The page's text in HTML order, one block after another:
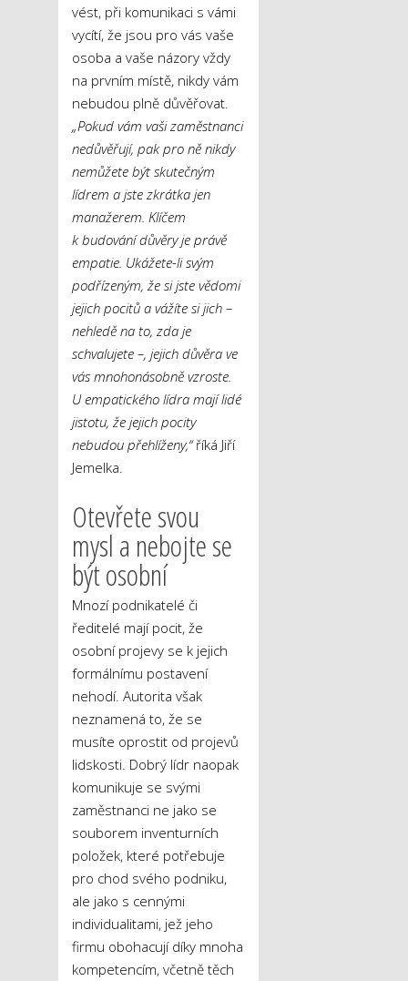
vést, při komunikaci s vámi
vycítí, že jsou pro vás vaše
osoba a vaše názory vždy
na prvním místě, nikdy vám
nebudou plně důvěřovat.
„Pokud vám vaši zaměstnanci
nedůvěřují, pak pro ně nikdy
nemůžete být skutečným
lídrem a jste zkrátka jen
manažerem. Klíčem
k budování důvěry je právě
empatie. Ukážete-li svým
podřízeným, že si jste vědomi
jejich pocitů a vážíte si jich –
nehledě na to, zda je
schvalujete –, jejich důvěra ve
vás mnohonásobně vzroste.
U empatického lídra mají lidé
jistotu, že jejich pocity
nebudou přehlíženy,“říká Jiří
Jemelka.
Otevřete svou
mysl a nebojte se
být osobní
Mnozí podnikatelé či
ředitelé mají pocit, že
osobní projevy se k jejich
formálnímu postavení
nehodí. Autorita však
neznamená to, že se
musíte oprostit od projevů
lidskosti. Dobrý lídr naopak
komunikuje se svými
zaměstnanci ne jako se
souborem inventurních
položek, které potřebuje
pro chod svého podniku,
ale jako s cennými
individualitami, jež jeho
firmu obohacují díky mnoha
kompetencím, včetně těch